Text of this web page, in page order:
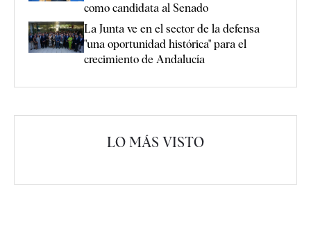
como candidata al Senado
La Junta ve en el sector de la defensa
"una oportunidad histórica" para el
crecimiento de Andalucía
LO MÁS VISTO